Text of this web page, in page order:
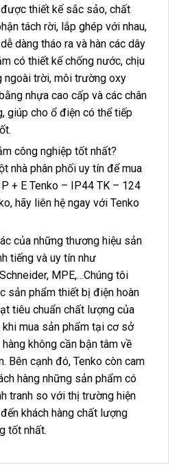
thiết kế sắc sảo, chất
tách rời, lắp ghép với nhau,
dàng tháo ra và hàn các dây
có thiết kế chống nước, chịu
ngoài trời, môi trường oxy
nhựa cao cấp và các chân
giúp cho ổ điện có thể tiếp
công nghiệp tốt nhất?
nhà phân phối uy tín để mua
+ E Tenko – IP44 TK – 124
hãy liên hệ ngay với Tenko
của những thương hiệu sản
tiếng và uy tín như
MPE,…Chúng tôi
sản phẩm thiết bị điện hoàn
tiêu chuẩn chất lượng của
mua sản phẩm tại cơ sở
không cần bận tâm về
Bên cạnh đó, Tenko còn cam
hàng những sản phẩm có
tranh so với thị trường hiện
khách hàng chất lượng
tốt nhất.